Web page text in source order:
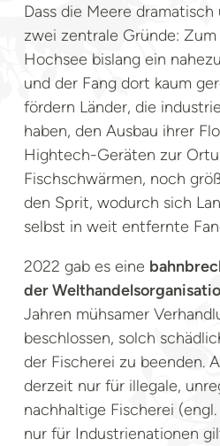
Dass die Meere
zwei zentrale Gründe:
Hochsee bislang ein
und der Fang dort kaum
fördern Länder, die
haben, den Ausbau ihrer
Hightech-Geräten zur
Fischschwärmen, noch
den Sprit, wodurch sich
selbst in weit entfernte
2022 gab es eine
der
Jahren mühsamer
beschlossen, solch
der Fischerei zu beenden.
derzeit nur für illegale,
nachhaltige Fischerei
nur für Industrienationen